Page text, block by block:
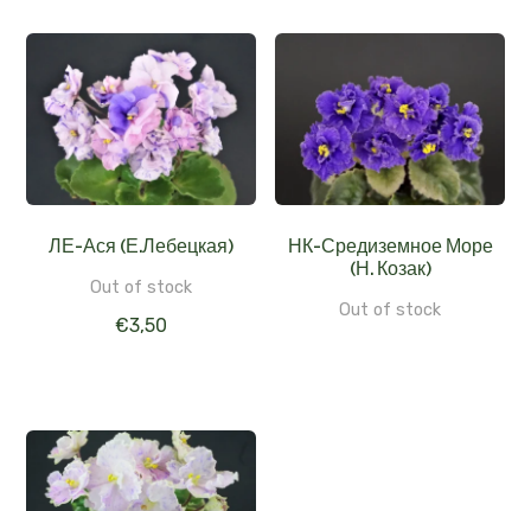
ЛЕ-Ася (Е.Лебецкая)
Out of stock
€3,50
НК-Средиземное Море
(Н. Козак)
Out of stock